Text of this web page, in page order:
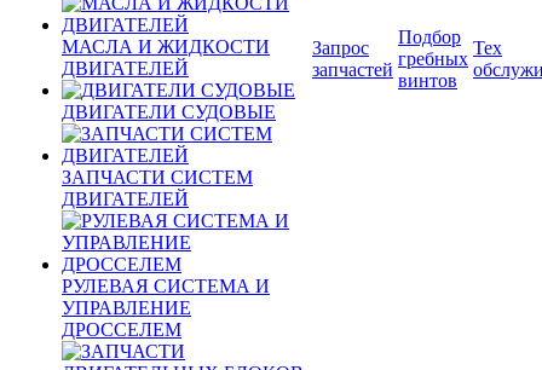
МАСЛА И ЖИДКОСТИ
ДВИГАТЕЛЕЙ
ДВИГАТЕЛИ СУДОВЫЕ
ЗАПЧАСТИ СИСТЕМ
ДВИГАТЕЛЕЙ
РУЛЕВАЯ СИСТЕМА И
УПРАВЛЕНИЕ
ДРОССЕЛЕМ
Запрос
запчастей
Подбор
гребных
винтов
Тех